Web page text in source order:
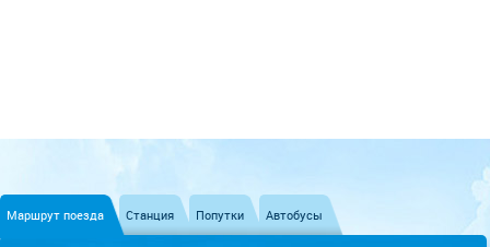
Маршрут поезда Станция Попутки Автобусы